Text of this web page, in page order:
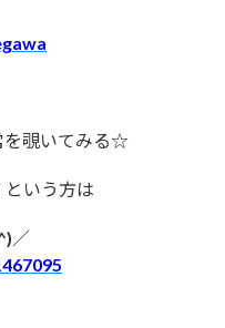
を覗いてみる☆
いう方は
／